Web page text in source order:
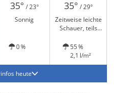
35° / 23° 35° / 29°
Sonnig
Zeitweise leichte
Schauer, teils
möglich
0 %
55 %
2,1 l/m²
heute